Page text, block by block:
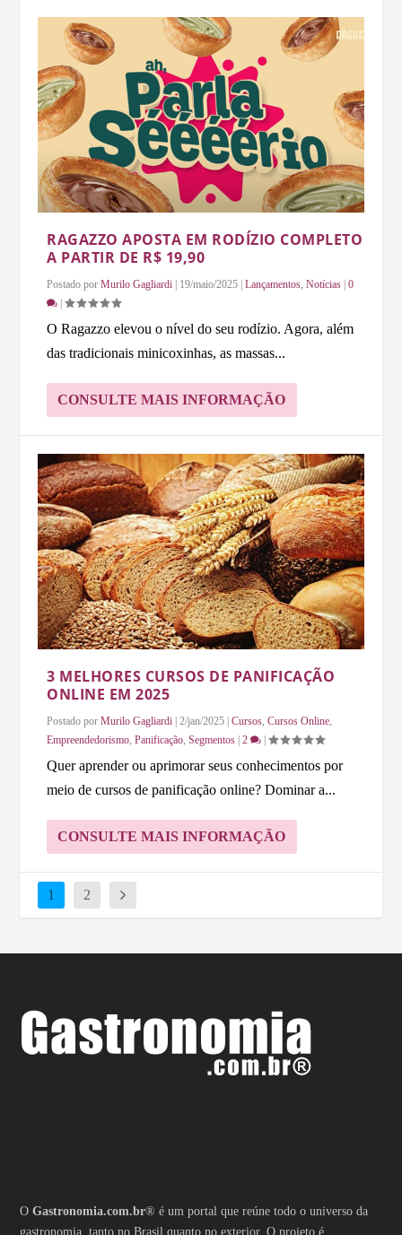
RAGAZZO APOSTA EM RODÍZIO COMPLETO
A PARTIR DE R$ 19,90
Postado porMurilo Gagliardi 19/maio/2025 |Lançamentos,Notícias |0
|
O Ragazzo elevou o nível do seu rodízio. Agora, além
das tradicionais minicoxinhas, as massas...
CONSULTE MAIS INFORMAÇÃO
3 MELHORES CURSOS DE PANIFICAÇÃO
ONLINE EM 2025
Postado porMurilo Gagliardi |2/jan/2025 |Cursos ,Cursos Online
Empreendedorismo ,Panificação ,Segmentos |2 |
Quer aprender ou aprimorar seus conhecimentos por
meio de cursos de panificação online? Dominar a...
CONSULTE MAIS INFORMAÇÃO
1 2
OGastronomia.com.br® é um portal que reúne todo o universo da
gastronomia, tanto no Brasil quanto no exterior. O projeto é